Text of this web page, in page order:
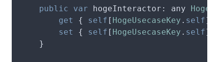
public var hogeInteractor: any
get
{ self [ HogeUsecaseKey . self]
set
{ self [ HogeUsecaseKey . self]
    }